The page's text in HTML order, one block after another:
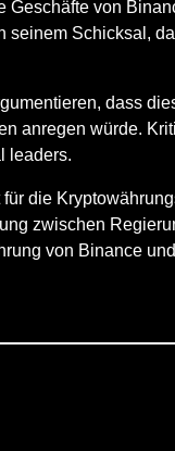
von
Schicksal,
dass
anregen würde.
leaders.
die
zwischen
von Binance